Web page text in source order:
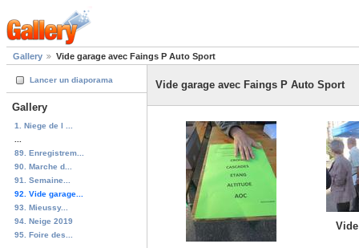
Gallery Vide garage avec Faings P Auto Sport
Lancer un diaporama
Gallery
1. Niege de l ...
89. Enregistrem...
90. Marche d...
91. Semaine...
92. Vide garage...
93. Mieussy...
94. Neige 2019
95. Foire des...
Vide garage avec Faings P Auto Sport